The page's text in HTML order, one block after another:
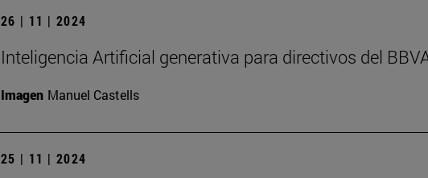
26 | 11 | 2024
Inteligencia Artificial generativa para directivos del
Imagen Manuel Castells
25 | 11 | 2024